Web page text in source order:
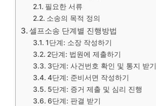
필요한 서류
소송의 목적 정의
셀프소송 단계별 진행방법
1단계: 소장 작성하기
2단계: 법원에 제출하기
3단계: 사건번호 확인 및 통지 받기
4단계: 준비서면 작성하기
5단계: 증거 제출 및 심리 진행
6단계: 판결 받기